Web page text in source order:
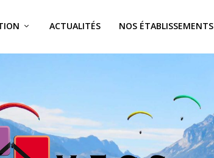
ACTUALITÉS NOS ÉTABLISSEMENTS